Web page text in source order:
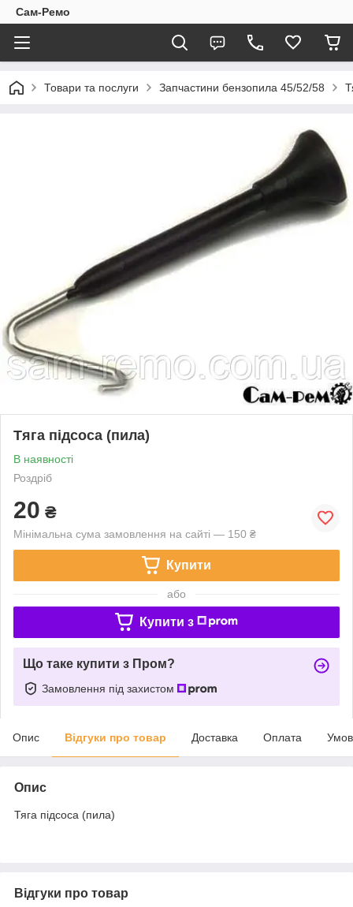
Сам-Ремо
Товари та послуги Запчастини бензопила 45/52/58
Тяга підсоса (пила)
В наявності
Роздріб
20 ₴
Мінімальна сума замовлення на сайті — 150 ₴
Купити
або
Купити з
Що таке купити з Пром?
Замовлення під захистом
Опис Відгуки про товар Доставка Оплата
Опис
Тяга підсоса (пила)
Відгуки про товар